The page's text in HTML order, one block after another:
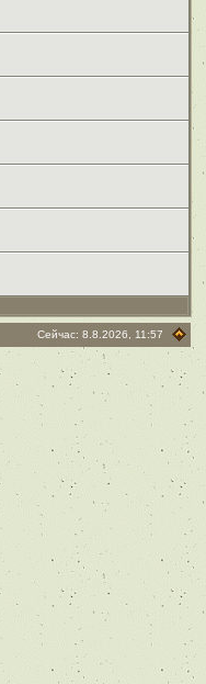
Сейчас: 8.8.2026, 11:57